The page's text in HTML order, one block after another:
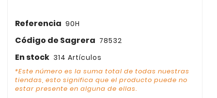
Referencia 90H
Código de Sagrera 78532
En stock 314 Artículos
*Este número es la suma total de todas nuestras
tiendas, esto significa que el producto puede no
estar presente en alguna de ellas.